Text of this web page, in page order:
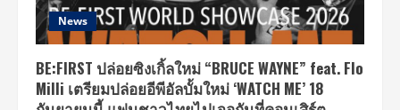
News
BE:FIRST ปล่อยซิงเกิ้ลใหม่ “BRUCE WAYNE” feat. Flo
Milli เตรียมปล่อยอีพีอัลบั้มใหม่ ‘WATCH ME’ 18